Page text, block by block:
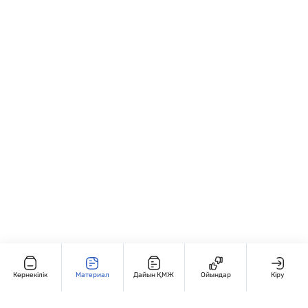
Көрнекілік Материал Дайын ҚМЖ Ойындар Кіру